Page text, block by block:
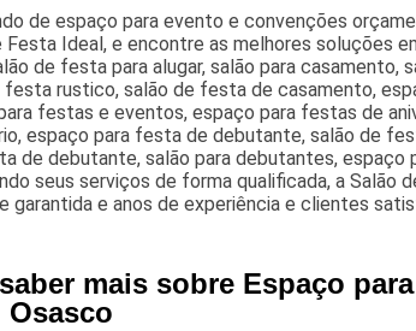
de espaço para evento e convenções
Festa Ideal, e encontre as melhores soluções
de festa para alugar, salão para
festa rustico, salão de festa de casamento,
festas e eventos, espaço para festas de
espaço para festa de debutante, salão de
de debutante, salão para debutantes,
seus serviços de forma qualificada, a Salão
garantida e anos de experiência e clientes
mais sobre Espaço
Osasco